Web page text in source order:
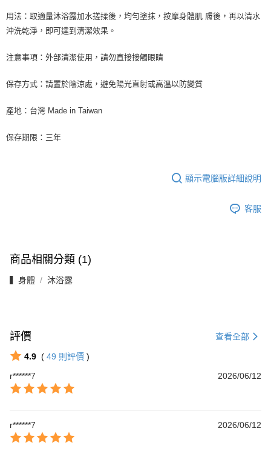
用法：取適量沐浴露加水搓揉後，均勻塗抹，按摩身體肌 膚後，再以清水
沖洗乾淨，即可達到清潔效果。
注意事項：外部清潔使用，請勿直接接觸眼睛
保存方式：請置於陰涼處，避免陽光直射或高溫以防變質
產地：台灣 Made in Taiwan
保存期限：三年
顯示電腦版詳細說明
客服
商品相關分類 (1)
▍身體 沐浴露
評價 查看全部
4.9 ( 49 則評價 )
r******7
2026/06/12
r******7 2026/06/12